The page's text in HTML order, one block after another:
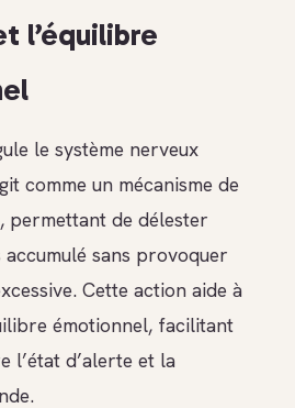
l’équilibre
le système nerveux
comme un mécanisme de
permettant de délester
sans provoquer
Cette action aide à
émotionnel, facilitant
l’état d’alerte et la